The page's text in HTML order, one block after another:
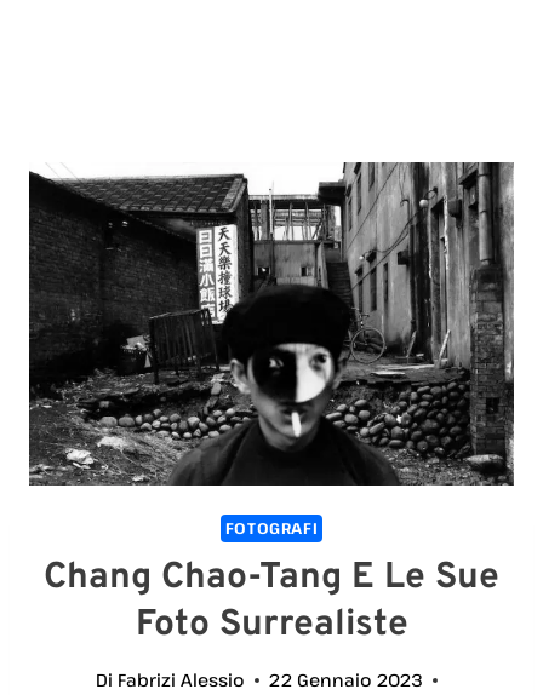
FOTOGRAFI
Chang Chao-Tang E Le Sue
Foto Surrealiste
Di Fabrizi Alessio
22 Gennaio 2023